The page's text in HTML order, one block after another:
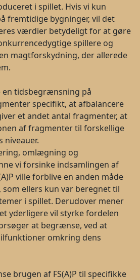
i spillet. Hvis vi kun
fremtidige bygninger, vil det
værdier betydeligt for at gøre
spillere og
magtforskydning, der allerede
en tidsbegrænsning på
specifikt, at afbalancere
et andet antal fragmenter, at
af fragmenter til forskellige
niveauer.
omlægning og
vi forsinke indsamlingen af
ville forblive en anden måde
ellers kun var beregnet til
i spillet. Derudover mener
yderligere vil styrke fordelen
at begrænse, ved at
omkring dens
brugen af FS(A)P til specifikke